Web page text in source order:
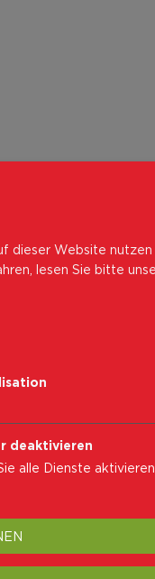
dieser Website nutzen
lesen Sie bitte
deaktivieren
alle Dienste